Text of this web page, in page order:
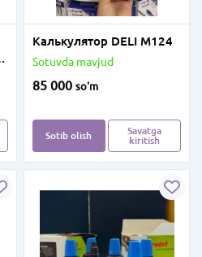
Калькулятор DELI M124
Sotuvda mavjud
85 000 so'm
Sotib olish
Savatga
kiritish